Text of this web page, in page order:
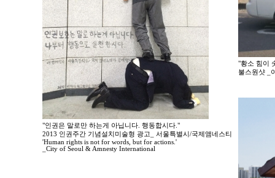
"인권은 말로만 하는게 아닙니다. 행동합시다."
2013 인권주간 기념설치미술형 광고_ 서울특별시/국제앰네스티
'Human rights is not for words, but for actions.'
_City of Seoul & Amnesty International
"황소 힘이
불스원샷 _